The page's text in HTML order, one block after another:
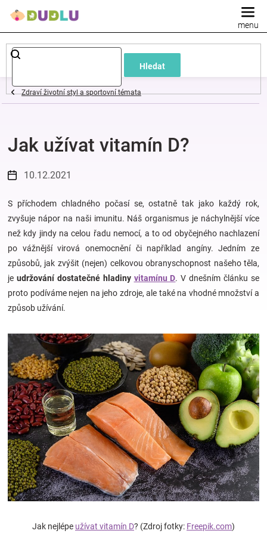
Hledat
Dětské
a
oblečení
Pokojíček
a
kojenecká
výbava
Hračky
zábava
pro
děti
Těhotenské
oblečení
Zdraví životní styl a sportovní témata
Jak užívat vitamín D?
10.12.2021
S příchodem chladného počasí se, ostatně tak jako každý rok,
zvyšuje nápor na naši imunitu. Náš organismus je náchylnější více
než kdy jindy na celou řadu nemocí, a to od obyčejného nachlazení
po vážnější virová onemocnění či například angíny. Jedním ze
způsobů, jak zvýšit (nejen) celkovou obranyschopnost našeho těla,
je udržování dostatečné hladiny vitamínu D. V dnešním článku se
proto podíváme nejen na jeho zdroje, ale také na vhodné množství a
způsob užívání.
Jak nejlépe užívat vitamín D? (Zdroj fotky: Freepik.com)